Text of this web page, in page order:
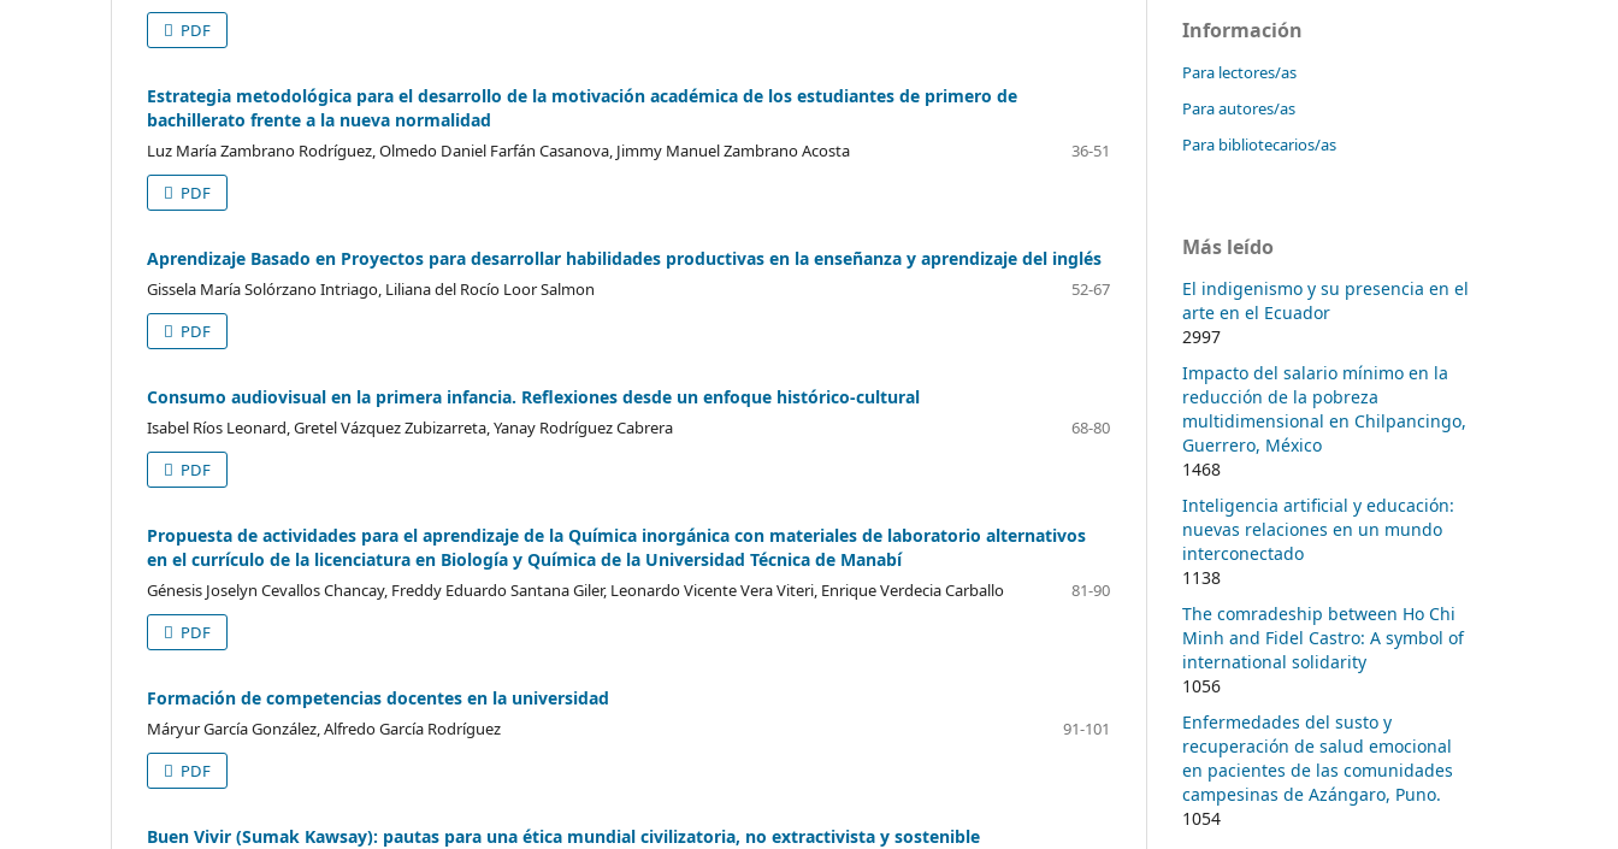
PDF
Estrategia metodológica para el desarrollo de la motivación académica de los estudiantes de primero de
bachillerato frente a la nueva normalidad
Luz María Zambrano Rodríguez, Olmedo Daniel Farfán Casanova, Jimmy Manuel Zambrano Acosta
36-51
PDF
Aprendizaje Basado en Proyectos para desarrollar habilidades productivas en la enseñanza y aprendizaje del inglés
Gissela María Solórzano Intriago, Liliana del Rocío Loor Salmon
52-67
PDF
Consumo audiovisual en la primera infancia. Reflexiones desde un enfoque histórico-cultural
Isabel Ríos Leonard, Gretel Vázquez Zubizarreta, Yanay Rodríguez Cabrera
68-80
PDF
Propuesta de actividades para el aprendizaje de la Química inorgánica con materiales de laboratorio alternativos
en el currículo de la licenciatura en Biología y Química de la Universidad Técnica de Manabí
Génesis Joselyn Cevallos Chancay, Freddy Eduardo Santana Giler, Leonardo Vicente Vera Viteri, Enrique Verdecia Carballo
81-90
PDF
Formación de competencias docentes en la universidad
Máryur García González, Alfredo García Rodríguez
91-101
PDF
Buen Vivir (Sumak Kawsay): pautas para una ética mundial civilizatoria, no extractivista y sostenible
Información
Para lectores/as
Para autores/as
Para bibliotecarios/as
Más leído
El indigenismo y su presencia en el
arte en el Ecuador
2997
Impacto del salario mínimo en la
reducción de la pobreza
multidimensional en Chilpancingo,
Guerrero, México
1468
Inteligencia artificial y educación:
nuevas relaciones en un mundo
interconectado
1138
The comradeship between Ho Chi
Minh and Fidel Castro: A symbol of
international solidarity
1056
Enfermedades del susto y
recuperación de salud emocional
en pacientes de las comunidades
campesinas de Azángaro, Puno.
1054